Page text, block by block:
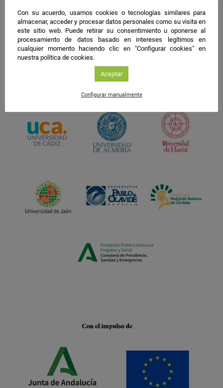
Con su acuerdo, usamos cookies o tecnologías similares para
almacenar, acceder y procesar datos personales como su visita en
este sitio web. Puede retirar su consentimiento u oponerse al
procesamiento de datos basado en intereses legítimos en
cualquier momento haciendo clic en "Configurar cookies" en
nuestra política de cookies.
Aceptar
Configurar manualmente